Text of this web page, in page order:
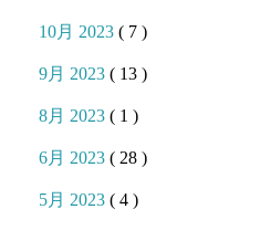
10月 2023( 7 )
9月 2023( 13 )
8月 2023( 1 )
6月 2023( 28 )
5月 2023( 4 )